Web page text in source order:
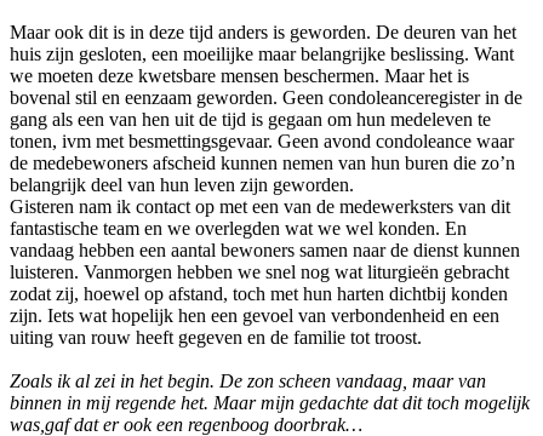
Maar ook dit is in deze tijd anders is geworden. De deuren van het
huis zijn gesloten, een moeilijke maar belangrijke beslissing. Want
we moeten deze kwetsbare mensen beschermen. Maar het is
bovenal stil en eenzaam geworden. Geen condoleanceregister in de
gang als een van hen uit de tijd is gegaan om hun medeleven te
tonen, ivm met besmettingsgevaar. Geen avond condoleance waar
de medebewoners afscheid kunnen nemen van hun buren die zo’n
belangrijk deel van hun leven zijn geworden.
Gisteren nam ik contact op met een van de medewerksters van dit
fantastische team en we overlegden wat we wel konden. En
vandaag hebben een aantal bewoners samen naar de dienst kunnen
luisteren. Vanmorgen hebben we snel nog wat liturgieën gebracht
zodat zij, hoewel op afstand, toch met hun harten dichtbij konden
zijn. Iets wat hopelijk hen een gevoel van verbondenheid en een
uiting van rouw heeft gegeven en de familie tot troost.
Zoals ik al zei in het begin. De zon scheen vandaag, maar van
binnen in mij regende het. Maar mijn gedachte dat dit toch mogelijk
was,gaf dat er ook een regenboog doorbrak…